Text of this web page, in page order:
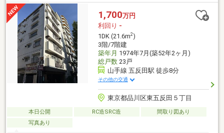
1,700万円
利回り -
1DK (21.6m2)
3階/7階建
築年月 1974年7月(築52年2ヶ月)
総戸数23戸
山手線 五反田駅 徒歩8分
その他の交通
東京都品川区東五反田５丁目
本日公開 RC造SRC造
間取り図あり
写真あり